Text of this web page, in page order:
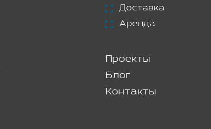
Доставка
Аренда
Проекты
Блог
Контакты